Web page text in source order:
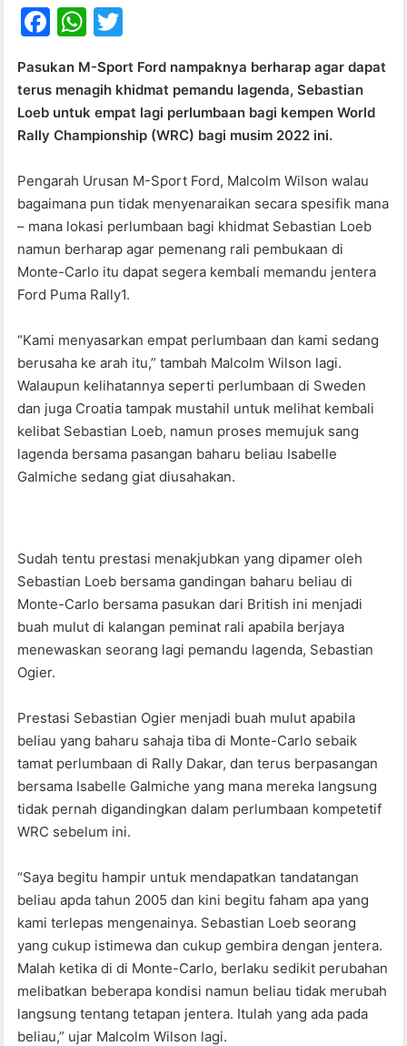
F
c
e
b
o
k
W
at
s
A
p
p
itt
er
Pasukan M-Sport Ford nampaknya berharap agar dapat
terus menagih khidmat pemandu lagenda, Sebastian
Loeb untuk empat lagi perlumbaan bagi kempen World
Rally Championship (WRC) bagi musim 2022 ini.
Pengarah Urusan M-Sport Ford, Malcolm Wilson walau
bagaimana pun tidak menyenaraikan secara spesifik mana
– mana lokasi perlumbaan bagi khidmat Sebastian Loeb
namun berharap agar pemenang rali pembukaan di
Monte-Carlo itu dapat segera kembali memandu jentera
Ford Puma Rally1.
“Kami menyasarkan empat perlumbaan dan kami sedang
berusaha ke arah itu,” tambah Malcolm Wilson lagi.
Walaupun kelihatannya seperti perlumbaan di Sweden
dan juga Croatia tampak mustahil untuk melihat kembali
kelibat Sebastian Loeb, namun proses memujuk sang
lagenda bersama pasangan baharu beliau Isabelle
Galmiche sedang giat diusahakan.
Sudah tentu prestasi menakjubkan yang dipamer oleh
Sebastian Loeb bersama gandingan baharu beliau di
Monte-Carlo bersama pasukan dari British ini menjadi
buah mulut di kalangan peminat rali apabila berjaya
menewaskan seorang lagi pemandu lagenda, Sebastian
Ogier.
Prestasi Sebastian Ogier menjadi buah mulut apabila
beliau yang baharu sahaja tiba di Monte-Carlo sebaik
tamat perlumbaan di Rally Dakar, dan terus berpasangan
bersama Isabelle Galmiche yang mana mereka langsung
tidak pernah digandingkan dalam perlumbaan kompetetif
WRC sebelum ini.
“Saya begitu hampir untuk mendapatkan tandatangan
beliau apda tahun 2005 dan kini begitu faham apa yang
kami terlepas mengenainya. Sebastian Loeb seorang
yang cukup istimewa dan cukup gembira dengan jentera.
Malah ketika di di Monte-Carlo, berlaku sedikit perubahan
melibatkan beberapa kondisi namun beliau tidak merubah
langsung tentang tetapan jentera. Itulah yang ada pada
beliau,” ujar Malcolm Wilson lagi.